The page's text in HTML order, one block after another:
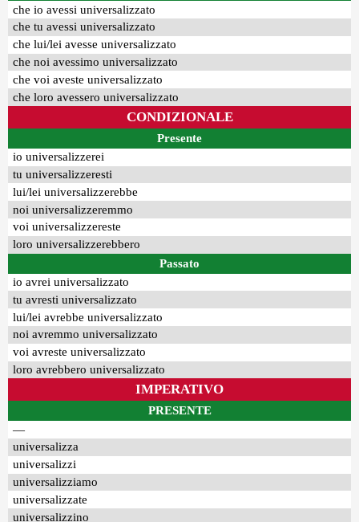
che io avessi universalizzato
che tu avessi universalizzato
che lui/lei avesse universalizzato
che noi avessimo universalizzato
che voi aveste universalizzato
che loro avessero universalizzato
CONDIZIONALE
Presente
io universalizzerei
tu universalizzeresti
lui/lei universalizzerebbe
noi universalizzeremmo
voi universalizzereste
loro universalizzerebbero
Passato
io avrei universalizzato
tu avresti universalizzato
lui/lei avrebbe universalizzato
noi avremmo universalizzato
voi avreste universalizzato
loro avrebbero universalizzato
IMPERATIVO
PRESENTE
—
universalizza
universalizzi
universalizziamo
universalizzate
universalizzino